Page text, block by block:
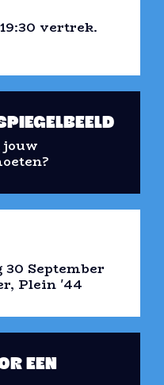
vertrek.
jouw
30 September
Plein '44
EEN